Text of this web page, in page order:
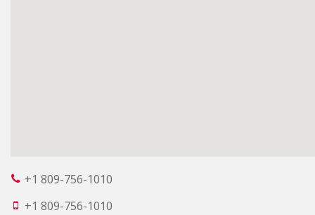
+1 809-756-1010
+1 809-756-1010